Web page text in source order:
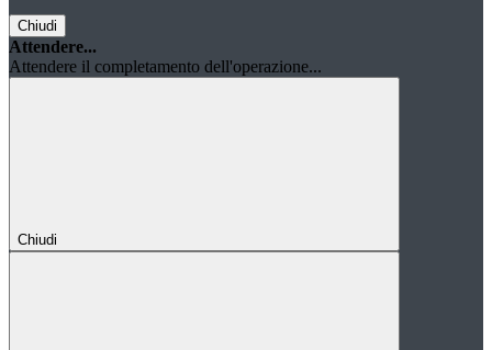
Chiudi
Attendere...
Attendere il completamento dell'operazione...
Chiudi